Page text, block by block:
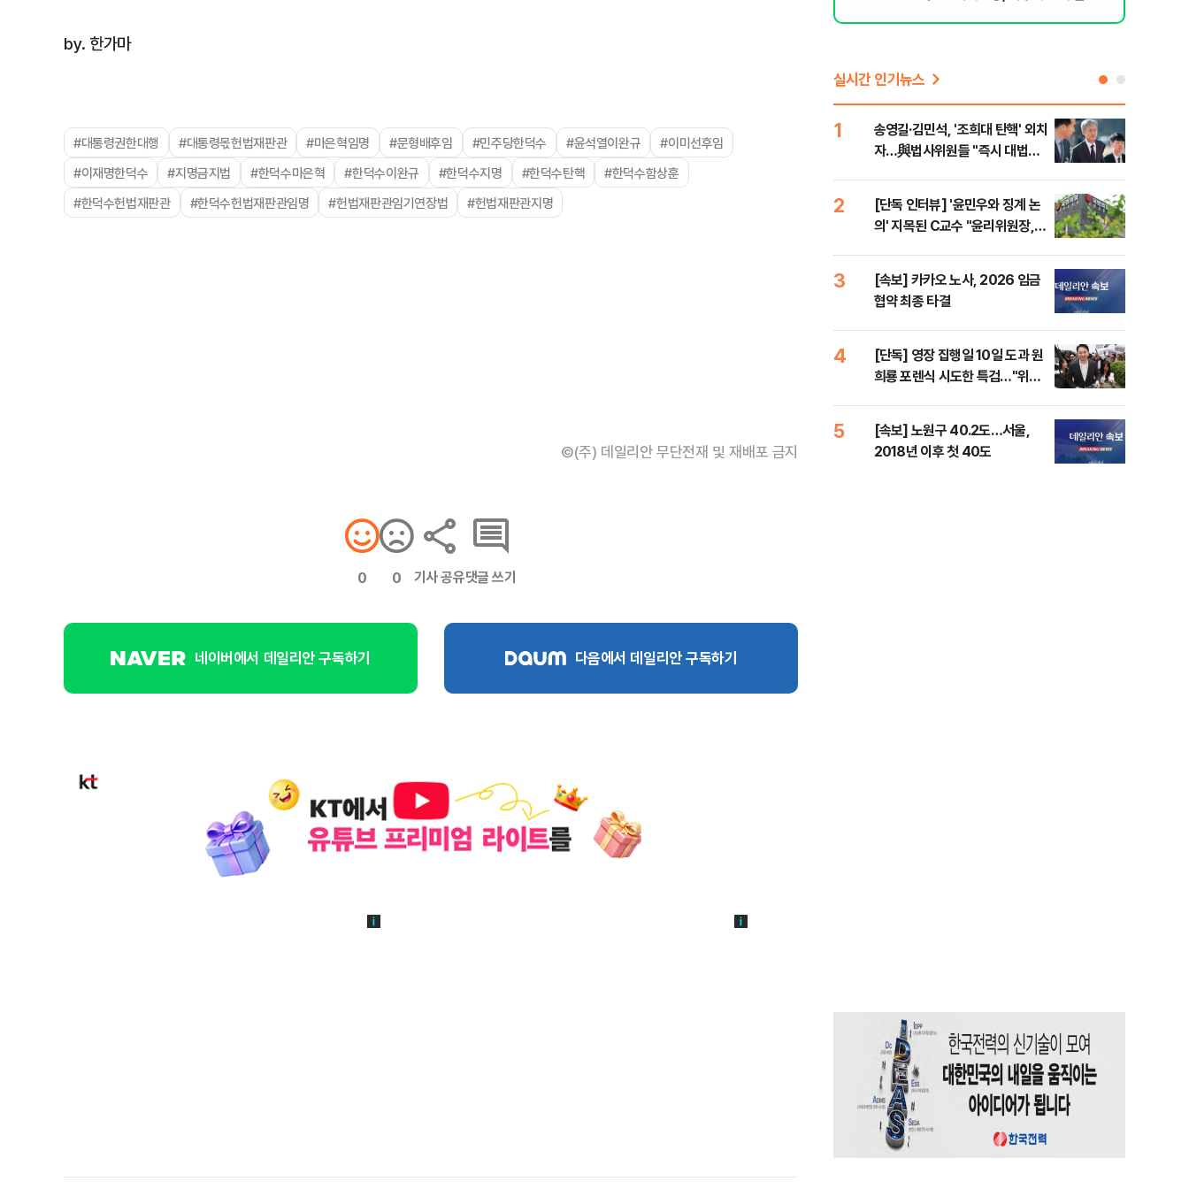
by. 한가마
#대통령권한대행 #대통령몫헌법재판관 #마은혁임명 #문형배후임 #민주당한덕수 #윤석열이완규
#이미선후임
#이재명한덕수
#지명금지법 #한덕수마은혁 #한덕수이완규 #한덕수지명 #한덕수탄핵
#한덕수함상훈
#한덕수헌법재판관
#한덕수헌법재판관임명 #헌법재판관임기연장법 #헌법재판관지명
©(주) 데일리안 무단전재 및 재배포 금지
0 0 기사 공유댓글 쓰기
네이버에서 데일리안 구독하기 다음에서 데일리안 구독하기
실시간 인기뉴스
1
송영길·김민석, '조희대 탄핵' 외치
자…與법사위원들 "즉시 대법관
2
[단독 인터뷰] '윤민우와 징계 논
의' 지목된 C교수 "윤리위원장,
3
[속보] 카카오 노사, 2026 임금
협약 최종 타결
4
[단독] 영장 집행일 10일 도과 원
희룡 포렌식 시도한 특검…"위법
5
[속보] 노원구 40.2도…서울,
2018년 이후 첫 40도